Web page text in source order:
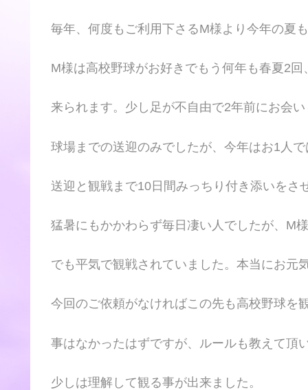
毎年、何度もご利用下さるM様より今年の夏
M様は高校野球がお好きでもう何年も春夏2
来られます。少し足が不自由で2年前にお会
球場までの送迎のみでしたが、今年はお1人
送迎と観戦まで10日間みっちり付き添いをさ
猛暑にもかかわらず毎日凄い人でしたが、M
でも平気で観戦されていました。本当にお元
今回のご依頼がなければこの先も高校野球を
事はなかったはずですが、ルールも教えて頂
少しは理解して観る事が出来ました。